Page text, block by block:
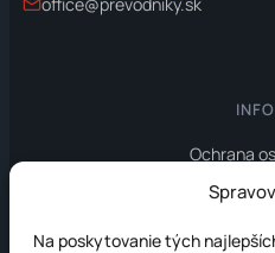
Na poskytovanie tých
Ochrana
Zásady